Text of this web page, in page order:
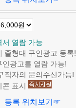
서 열람 가능
줄형대 구인광고 등록!
광고를 열람 가능!
직자의 문의수신가능!
표시
등록 위치보기☞